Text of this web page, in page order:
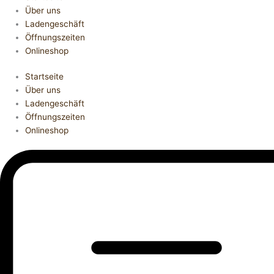
Über uns
Ladengeschäft
Öffnungszeiten
Onlineshop
Startseite
Über uns
Ladengeschäft
Öffnungszeiten
Onlineshop